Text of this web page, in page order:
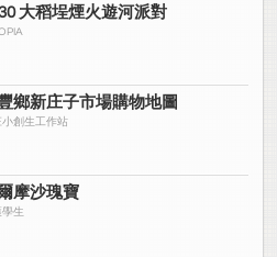
大稻埕煙火遊河派對
鄉新庄子市場購物地圖
小創生工作站
摩沙瑰寶
學生